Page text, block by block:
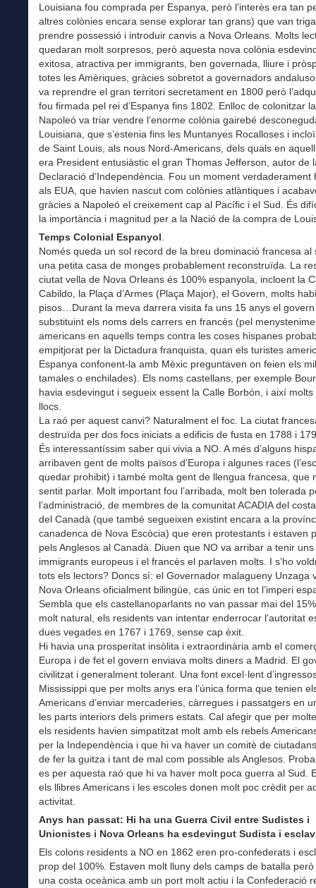
Louisiana fou comprada per Espanya, però l’interès era tan
altres colònies encara sense explorar tan grans) que van
prendre possessió i introduir canvis a Nova Orleans. Molts
quedaran molt sorpresos, però aquesta nova colònia
exitosa, atractiva per immigrants, ben governada, lliure i
totes les Amèriques, gràcies sobretot a governadors
va reprendre el gran territori secretament en 1800 però
fou firmada pel rei d’Espanya fins 1802. Enlloc de colonitzar
Napoleó va triar vendre l’enorme colònia gairebé
Louisiana, que s’estenia fins les Muntanyes Rocalloses i
de Saint Louis, als nous Nord-Americans, dels quals en
era President entusiàstic el gran Thomas Jefferson, autor de
Declaració d’Independència. Fou un moment verdaderament
als EUA, que havien nascut com colònies atlàntiques i
gràcies a Napoleó el creixement cap al Pacífic i el Sud. És
la importància i magnitud per a la Nació de la compra de
Temps Colonial Espanyol
Només queda un sol record de la breu dominació francesa al
una petita casa de monges probablement reconstruïda. La
ciutat vella de Nova Orleans és 100% espanyola, incloent la
Cabildo, la Plaça d’Armes (Plaça Major), el Govern, molts
pisos…Durant la meva darrera visita fa uns 15 anys el
substituint els noms dels carrers en francès (pel
americans en aquells temps contra les coses hispanes
empitjorat per la Dictadura franquista, quan els turistes
Espanya confonent-la amb Mèxic preguntaven on feien els
tamales o enchilades). Els noms castellans, per exemple
havia esdevingut i segueix essent la Calle Borbón, i així molts
llocs.
La raó per aquest canvi? Naturalment el foc. La ciutat
destruïda per dos focs iniciats a edificis de fusta en 1788 i
És interessantíssim saber qui vivia a NO. A més d’alguns
arribaven gent de molts països d’Europa i algunes races
quedar prohibit) i també molta gent de llengua francesa, que
sentit parlar. Molt important fou l’arribada, molt ben tolerada
l’administració, de membres de la comunitat ACADIA del
del Canadà (que també segueixen existint encara a la
canadenca de Nova Escòcia) que eren protestants i estaven
pels Anglesos al Canadà. Diuen que NO va arribar a tenir
immigrants europeus i el francès el parlaven molts. I s’ho
tots els lectors? Doncs sí: el Governador malagueny Unzaga
Nova Orleans oficialment bilingüe, cas únic en tot l’imperi
Sembla que els castellanoparlants no van passar mai del
molt natural, els residents van intentar enderrocar l’autoritat
dues vegades en 1767 i 1769, sense cap èxit.
Hi havia una prosperitat insòlita i extraordinària amb el
Europa i de fet el govern enviava molts diners a Madrid. El
civilitzat i generalment tolerant. Una font excel·lent
Mississippi que per molts anys era l’única forma que tenien
Americans d’enviar mercaderies, càrregues i passatgers en
les parts interiors dels primers estats. Cal afegir que per
els residents havien simpatitzat molt amb els rebels
per la Independència i que hi va haver un comitè de
de fer la guitza i tant de mal com possible als Anglesos.
es per aquesta raó que hi va haver molt poca guerra al Sud.
els llibres Americans i les escoles donen molt poc crèdit per
activitat.
Anys han passat: Hi ha una Guerra Civil entre Sudistes i
Unionistes i Nova Orleans ha esdevingut Sudista i
Els colons residents a NO en 1862 eren pro-confederats i
prop del 100%. Estaven molt lluny dels camps de batalla
una costa oceànica amb un port molt actiu i la Confederació